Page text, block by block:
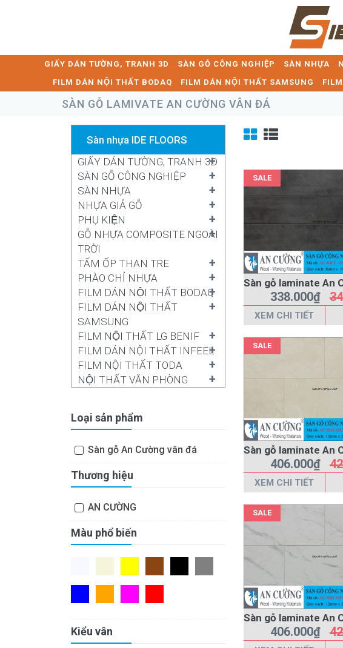
GIẤY DÁN TƯỜNG, TRANH 3D SÀN GỖ CÔNG NGHIỆP SÀN NHỰA
FILM DÁN NỘI THẤT BODAQ
FILM DÁN NỘI THẤT SAMSUNG
SÀN GỖ LAMIVATE AN CƯỜNG VÂN ĐÁ
Sàn nhựa IDE FLOORS
GIẤY DÁN TƯỜNG, TRANH 3D
+
SÀN GỖ CÔNG NGHIỆP +
SÀN NHỰA +
NHỰA GIẢ GỖ +
PHỤ KIỆN +
GỖ NHỰA COMPOSITE NGOÀI
TRỜI
+
TẤM ỐP THAN TRE +
PHÀO CHỈ NHỰA +
FILM DÁN NỘI THẤT BODAQ
+
FILM DÁN NỘI THẤT
SAMSUNG
+
FILM NỘI THẤT LG BENIF +
FILM DÁN NỘI THẤT INFEEL
+
FILM NỘI THẤT TODA +
NỘI THẤT VĂN PHÒNG +
Loại sản phẩm
Sàn gỗ An Cường vân đá
Thương hiệu
AN CƯỜNG
Màu phổ biến
Kiểu vân
SALE
338.000₫
XEM CHI TIẾT
SALE
406.000₫
XEM CHI TIẾT
SALE
406.000₫